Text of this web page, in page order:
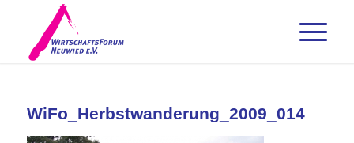
WiFo_Herbstwanderung_2009_014